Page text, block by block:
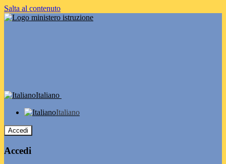
Salta al contenuto
Italiano
Italiano
Accedi
Accedi